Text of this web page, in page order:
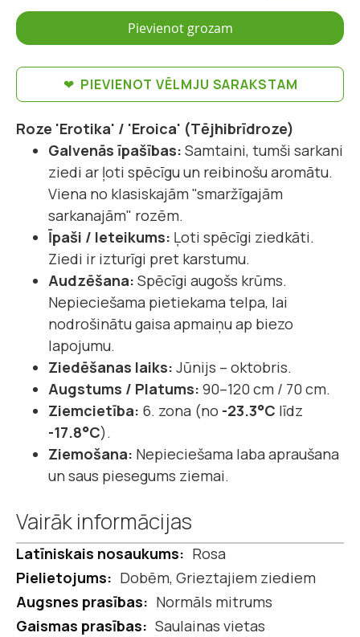
Pievienot grozam
PIEVIENOT VĒLMJU SARAKSTAM
Roze 'Erotika' / 'Eroica' (Tējhibrīdroze)
Galvenās īpašības: Samtaini, tumši sarkani
ziedi ar ļoti spēcīgu un reibinošu aromātu.
Viena no klasiskajām "smaržīgajām
sarkanajām" rozēm.
Īpaši / Ieteikums: Ļoti spēcīgi ziedkāti.
Ziedi ir izturīgi pret karstumu.
Audzēšana: Spēcīgi augošs krūms.
Nepieciešama pietiekama telpa, lai
nodrošinātu gaisa apmaiņu ap biezo
lapojumu.
Ziedēšanas laiks: Jūnijs – oktobris.
Augstums / Platums: 90–120 cm / 70 cm.
Ziemcietība: 6. zona (no -23.3°C līdz
-17.8°C).
Ziemošana: Nepieciešama laba apraušana
un saus piesegums ziemai.
Vairāk informācijas
Vairāk
informācijas
Rosa
Dobēm, Grieztajiem ziediem
Normāls mitrums
Saulainas vietas